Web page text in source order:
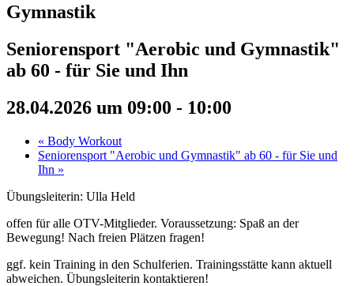
Gymnastik
Seniorensport "Aerobic und Gymnastik"
ab 60 - für Sie und Ihn
28.04.2026 um 09:00 - 10:00
« Body Workout
Seniorensport "Aerobic und Gymnastik" ab 60 - für Sie und
Ihn »
Übungsleiterin: Ulla Held
offen für alle OTV-Mitglieder. Voraussetzung: Spaß an der
Bewegung! Nach freien Plätzen fragen!
ggf. kein Training in den Schulferien. Trainingsstätte kann aktuell
abweichen. Übungsleiterin kontaktieren!